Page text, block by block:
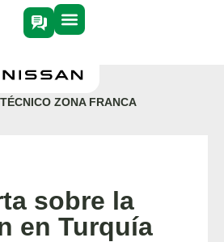
ZONA FRANCA
sobre la
en Turquía